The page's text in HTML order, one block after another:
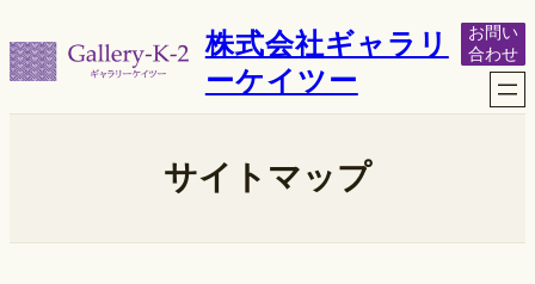
容
を
ス
キ
株式会社ギャラリ
ーケイツー
お問い
合わせ
サイトマップ